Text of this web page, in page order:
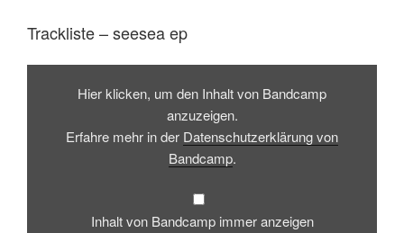
Trackliste – seesea ep
Inhalt
BandcampHier klicken, um den Inhalt von Bandcamp
anzuzeigen.
Erfahre mehr in der Datenschutzerklärung von
Bandcamp.
Inhalt von Bandcamp immer anzeigen